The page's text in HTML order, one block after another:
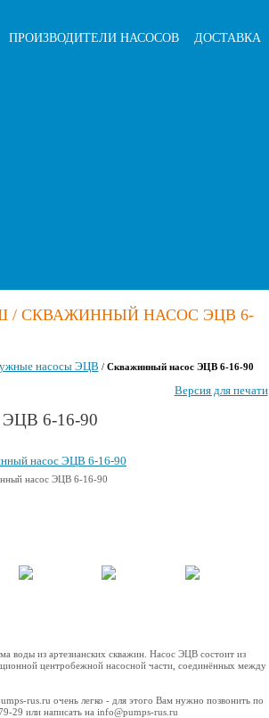
ПРОИЗВОДИТЕЛИ НАСОСОВ ДОСТАВКА
/ СКВАЖИННЫЙ НАСОС ЭЦВ 6-
насосы ЭЦВ / Скважинный насос ЭЦВ 6-16-90
Версия для печати
6-16-90
насос ЭЦВ 6-16-90
воды из артезианских скважин. Насос ЭЦВ состоит из
центробежной наcосной части, соединённых между
rus.ru очень легко - для этого Вам нужно позвонить по
29 или написать на info@pumps-rus.ru